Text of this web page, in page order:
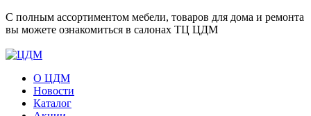
С полным ассортиментом мебели, товаров для дома и ремонта
вы можете ознакомиться в салонах ТЦ ЦДМ
О ЦДМ
Новости
Каталог